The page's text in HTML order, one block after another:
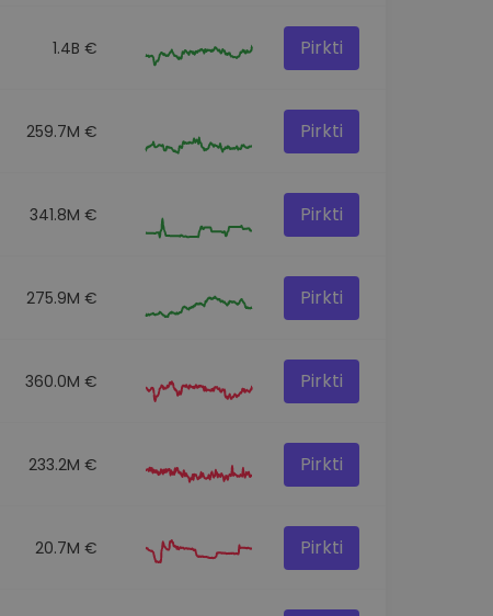
1.4B € Pirkti
259.7M € Pirkti
341.8M € Pirkti
275.9M € Pirkti
360.0M € Pirkti
233.2M € Pirkti
20.7M € Pirkti